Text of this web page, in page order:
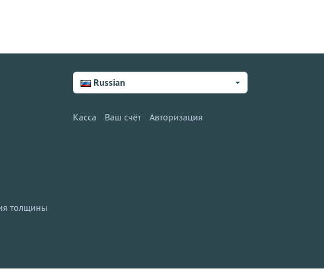
толщины
Russian
Касса Ваш счёт Авторизация